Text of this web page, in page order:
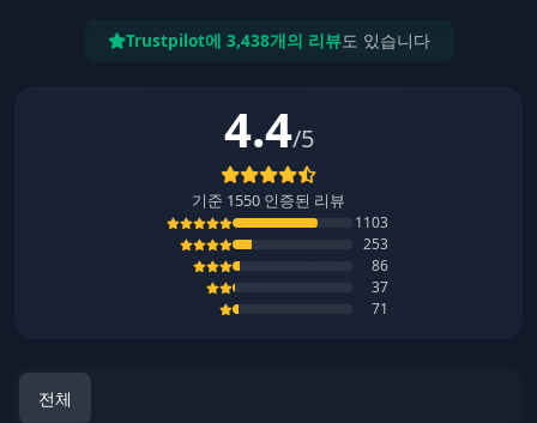
Trustpilot에 3,438개의 리뷰도 있습니다
4.4/5
기준 1550 인증된 리뷰
1103
253
86
37
71
전체